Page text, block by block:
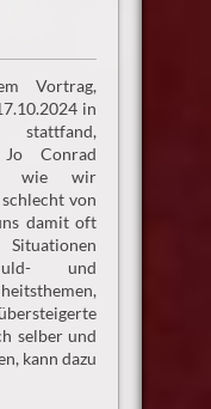
Vortrag,
in
stattfand,
Conrad
wie wir
von
damit oft
und
selber und
kann dazu